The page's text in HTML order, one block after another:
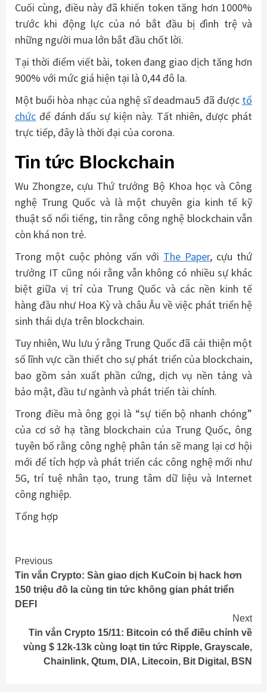
Cuối cùng, điều này đã khiến token tăng hơn 1000%
trước khi động lực của nó bắt đầu bị đình trệ và
những người mua lớn bắt đầu chốt lời.
Tại thời điểm viết bài, token đang giao dịch tăng hơn
900% với mức giá hiện tại là 0,44 đô la.
Một buổi hòa nhạc của nghệ sĩ deadmau5 đã được tổ
chức để đánh dấu sự kiện này. Tất nhiên, được phát
trực tiếp, đây là thời đại của corona.
Tin tức Blockchain
Wu Zhongze, cựu Thứ trưởng Bộ Khoa học và Công
nghệ Trung Quốc và là một chuyên gia kinh tế kỹ
thuật số nổi tiếng, tin rằng công nghệ blockchain vẫn
còn khá non trẻ.
Trong một cuộc phỏng vấn với The Paper, cựu thứ
trưởng IT cũng nói rằng vẫn không có nhiều sự khác
biệt giữa vị trí của Trung Quốc và các nền kinh tế
hàng đầu như Hoa Kỳ và châu Âu về việc phát triển hệ
sinh thái dựa trên blockchain.
Tuy nhiên, Wu lưu ý rằng Trung Quốc đã cải thiện một
số lĩnh vực cần thiết cho sự phát triển của blockchain,
bao gồm sản xuất phần cứng, dịch vụ nền tảng và
bảo mật, đầu tư ngành và phát triển tài chính.
Trong điều mà ông gọi là “sự tiến bộ nhanh chóng”
của cơ sở hạ tầng blockchain của Trung Quốc, ông
tuyên bố rằng công nghệ phân tán sẽ mang lại cơ hội
mới để tích hợp và phát triển các công nghệ mới như
5G, trí tuệ nhân tạo, trung tâm dữ liệu và Internet
công nghiệp.
Tổng hợp
Continue
Reading
Previous
Tin vắn Crypto: Sàn giao dịch KuCoin bị hack hơn
150 triệu đô la cùng tin tức không gian phát triển
DEFI
Next
Tin vắn Crypto 15/11: Bitcoin có thể điều chỉnh về
vùng $ 12k-13k cùng loạt tin tức Ripple, Grayscale,
Chainlink, Qtum, DIA, Litecoin, Bit Digital, BSN